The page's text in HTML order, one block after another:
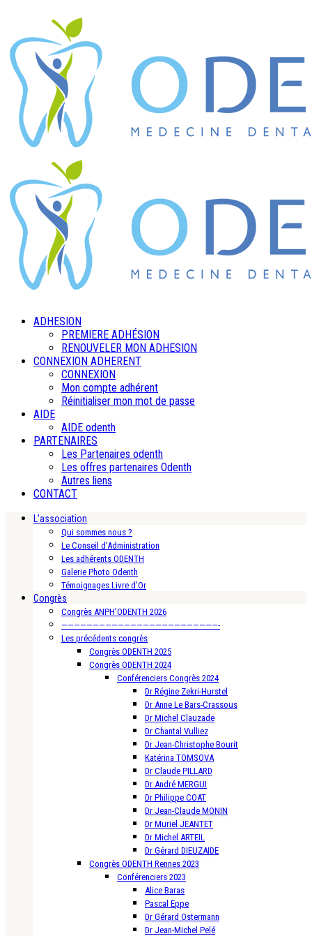
ADHESION
PREMIERE ADHÉSION
RENOUVELER MON ADHESION
CONNEXION ADHERENT
CONNEXION
Mon compte adhérent
Réinitialiser mon mot de passe
AIDE
AIDE odenth
PARTENAIRES
Les Partenaires odenth
Les offres partenaires Odenth
Autres liens
CONTACT
L’association
Qui sommes nous ?
Le Conseil d’Administration
Les adhérents ODENTH
Galerie Photo Odenth
Témoignages Livre d’Or
Congrès
Congrès ANPH’ODENTH 2026
—————————————————————————-
Les précédents congrès
Congrès ODENTH 2025
Congrès ODENTH 2024
Conférenciers Congrès 2024
Dr Régine Zekri-Hurstel
Dr Anne Le Bars-Crassous
Dr Michel Clauzade
Dr Chantal Vulliez
Dr Jean-Christophe Bourit
Katérina TOMSOVA
Dr Claude PILLARD
Dr André MERGUI
Dr Philippe COAT
Dr Jean-Claude MONIN
Dr Muriel JEANTET
Dr Michel ARTEIL
Dr Gérard DIEUZAIDE
Congrès ODENTH Rennes 2023
Conférenciers 2023
Alice Baras
Pascal Eppe
Dr Gérard Ostermann
Dr Jean-Michel Pelé